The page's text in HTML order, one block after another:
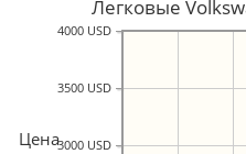
Легковые
Цена3000 USD
3500 USD
4000 USD